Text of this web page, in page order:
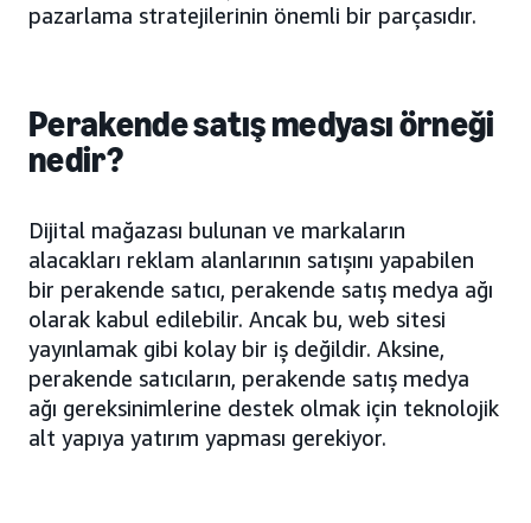
pazarlama stratejilerinin önemli bir parçasıdır.
Perakende satış medyası örneği
nedir?
Dijital mağazası bulunan ve markaların
alacakları reklam alanlarının satışını yapabilen
bir perakende satıcı, perakende satış medya ağı
olarak kabul edilebilir. Ancak bu, web sitesi
yayınlamak gibi kolay bir iş değildir. Aksine,
perakende satıcıların, perakende satış medya
ağı gereksinimlerine destek olmak için teknolojik
alt yapıya yatırım yapması gerekiyor.